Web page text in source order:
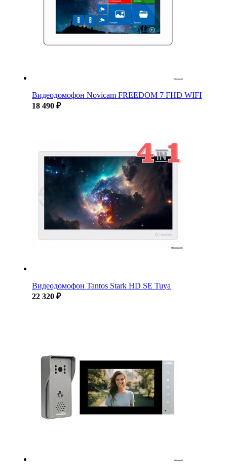
Видеодомофон Novicam FREEDOM 7 FHD WIFI
18 490 ₽
Видеодомофон Tantos Stark HD SE Tuya
22 320 ₽